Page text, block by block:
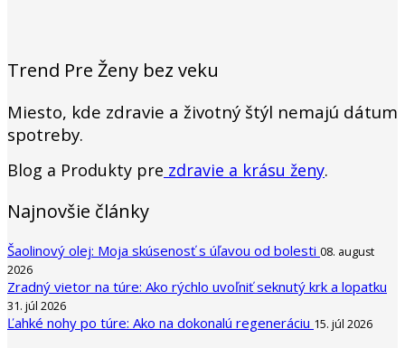
Trend Pre Ženy bez veku
Miesto, kde zdravie a životný štýl nemajú dátum
spotreby.
Blog a Produkty pre zdravie a krásu ženy.
Najnovšie články
Šaolinový olej: Moja skúsenosť s úľavou od bolesti 08. august
2026
Zradný vietor na túre: Ako rýchlo uvoľniť seknutý krk a lopatku
31. júl 2026
Ľahké nohy po túre: Ako na dokonalú regeneráciu 15. júl 2026